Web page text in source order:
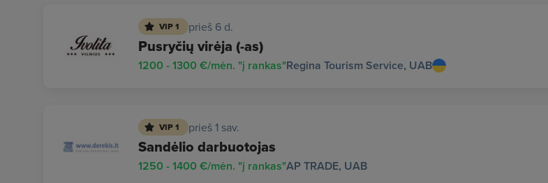
VIP 1 prieš 6 d.
Pusryčių virėja (-as)
Regina Tourism Service, UAB
1200 - 1300 €/mėn. "į rankas"
VIP 1 prieš 1 sav.
Sandėlio darbuotojas
AP TRADE, UAB
1250 - 1400 €/mėn. "į rankas"